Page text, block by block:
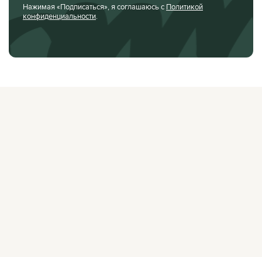
Нажимая «Подписаться», я соглашаюсь с Политикой
конфиденциальности.